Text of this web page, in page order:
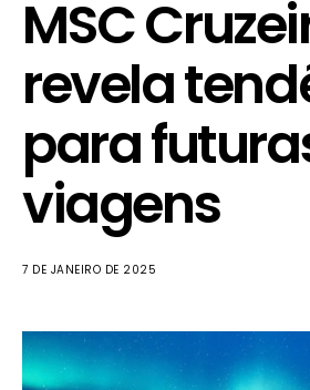
MSC
revela
para
viagens
7 DE JANEIRO DE 2025